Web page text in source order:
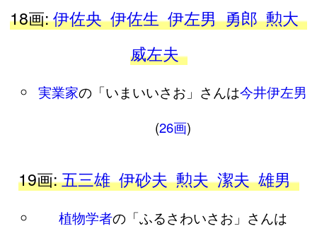
18画:伊佐央 伊佐生 伊左男 勇郎 勲大
威左夫
実業家の「いまいいさお」さんは今井伊左男
(26画)
19画:五三雄 伊砂夫 勲夫 潔夫 雄男
植物学者の「ふるさわいさお」さんは